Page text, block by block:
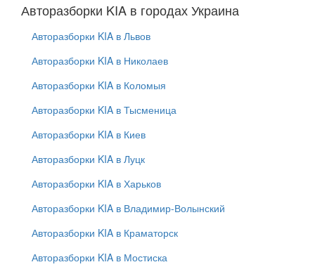
Авторазборки KIA в городах Украина
Авторазборки KIA в Львов
Авторазборки KIA в Николаев
Авторазборки KIA в Коломыя
Авторазборки KIA в Тысменица
Авторазборки KIA в Киев
Авторазборки KIA в Луцк
Авторазборки KIA в Харьков
Авторазборки KIA в Владимир-Волынский
Авторазборки KIA в Краматорск
Авторазборки KIA в Мостиска